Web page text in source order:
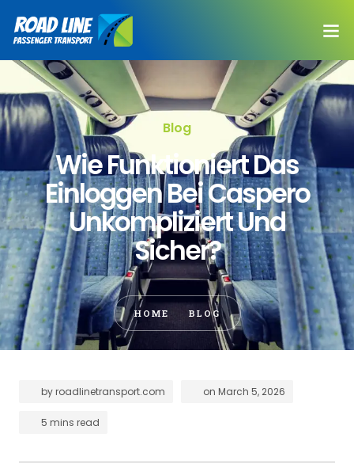
Blog
Wie Funktioniert Das
Einloggen Bei Caspero
Unkompliziert Und
Sicher?
HOME BLOG
byroadlinetransport.com on March 5, 2026
5 mins read